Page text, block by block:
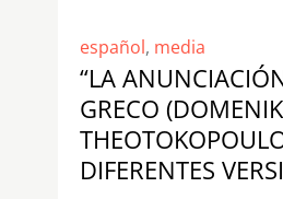
español, media
“LA
GRECO
DIFERENTES